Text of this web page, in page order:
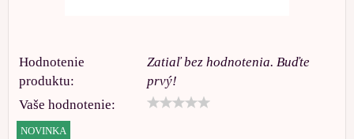
Hodnotenie
produktu:
Zatiaľ bez hodnotenia. Buďte
prvý!
Vaše hodnotenie:
NOVINKA